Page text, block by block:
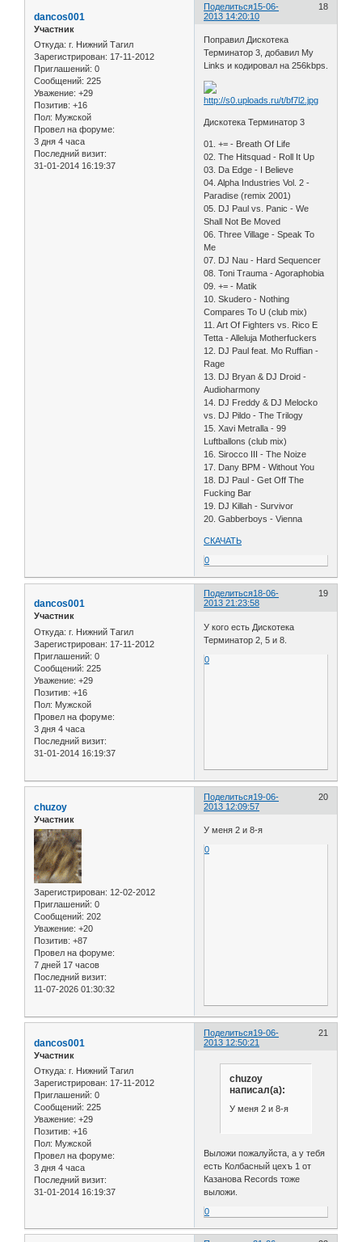
Поделиться 18
15-06-
2013 14:20:10
dancos001
Участник
Откуда: г. Нижний Тагил
Зарегистрирован: 17-11-2012
Приглашений: 0
Сообщений: 225
Уважение: +29
Позитив: +16
Пол: Мужской
Провел на форуме:
3 дня 4 часа
Последний визит:
31-01-2014 16:19:37
Поправил Дискотека
Терминатор 3, добавил My
Links и кодировал на 256kbps.
Дискотека Терминатор 3
01. += - Breath Of Life
02. The Hitsquad - Roll It Up
03. Da Edge - I Believe
04. Alpha Industries Vol. 2 -
Paradise (remix 2001)
05. DJ Paul vs. Panic - We
Shall Not Be Moved
06. Three Village - Speak To
Me
07. DJ Nau - Hard Sequencer
08. Toni Trauma - Agoraphobia
09. += - Matik
10. Skudero - Nothing
Compares To U (club mix)
11. Art Of Fighters vs. Rico E
Tetta - Alleluja Motherfuckers
12. DJ Paul feat. Mo Ruffian -
Rage
13. DJ Bryan & DJ Droid -
Audioharmony
14. DJ Freddy & DJ Melocko
vs. DJ Pildo - The Trilogy
15. Xavi Metralla - 99
Luftballons (club mix)
16. Sirocco III - The Noize
17. Dany BPM - Without You
18. DJ Paul - Get Off The
Fucking Bar
19. DJ Killah - Survivor
20. Gabberboys - Vienna
СКАЧАТЬ
0
Поделиться 19
18-06-
2013 21:23:58
dancos001
Участник
Откуда: г. Нижний Тагил
Зарегистрирован: 17-11-2012
Приглашений: 0
Сообщений: 225
Уважение: +29
Позитив: +16
Пол: Мужской
Провел на форуме:
3 дня 4 часа
Последний визит:
31-01-2014 16:19:37
У кого есть Дискотека
Терминатор 2, 5 и 8.
0
Поделиться 20
19-06-
2013 12:09:57
chuzoy
Участник
Зарегистрирован: 12-02-2012
Приглашений: 0
Сообщений: 202
Уважение: +20
Позитив: +87
Провел на форуме:
7 дней 17 часов
Последний визит:
11-07-2026 01:30:32
У меня 2 и 8-я
0
Поделиться 21
19-06-
2013 12:50:21
dancos001
Участник
Откуда: г. Нижний Тагил
Зарегистрирован: 17-11-2012
Приглашений: 0
Сообщений: 225
Уважение: +29
Позитив: +16
Пол: Мужской
Провел на форуме:
3 дня 4 часа
Последний визит:
31-01-2014 16:19:37
chuzoy
написал(а):
У меня 2 и 8-я
Выложи пожалуйста, а у тебя
есть Колбасный цехъ 1 от
Казанова Records тоже
выложи.
0